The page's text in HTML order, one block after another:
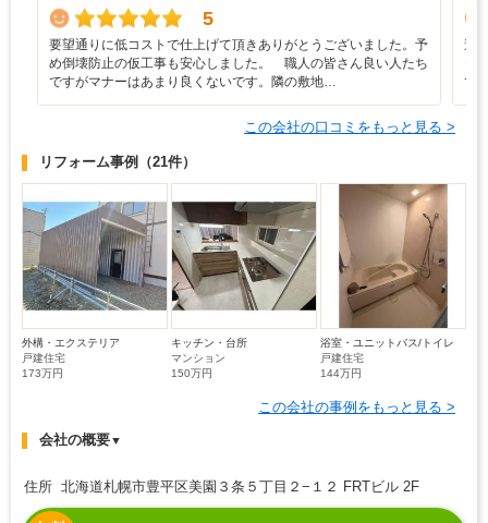
5
要望通りに低コストで仕上げて頂きありがとうございました。予
め倒壊防止の仮工事も安心しました。 職人の皆さん良い人たち
ですがマナーはあまり良くないです。隣の敷地…
遠
て
この会社の口コミをもっと見る >
リフォーム事例 （21件）
外構・エクステリア
戸建住宅
173万円
キッチン・台所
マンション
150万円
浴室・ユニットバス/トイレ
戸建住宅
144万円
この会社の事例をもっと見る >
会社の概要▼
住所 北海道札幌市豊平区美園３条５丁目２−１２ FRTビル 2F